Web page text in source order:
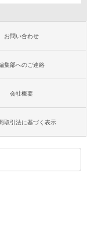
お問い合わせ
集部へのご連絡
会社概要
取引法に基づく表示